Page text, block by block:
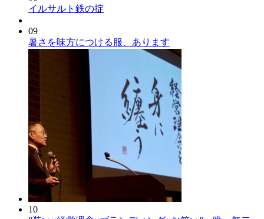
イルサルト鉄の掟
09
暑さを味方につける服、あります
10